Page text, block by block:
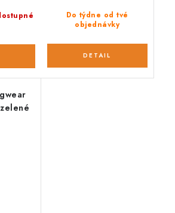
Do týdne od tvé
objednávky